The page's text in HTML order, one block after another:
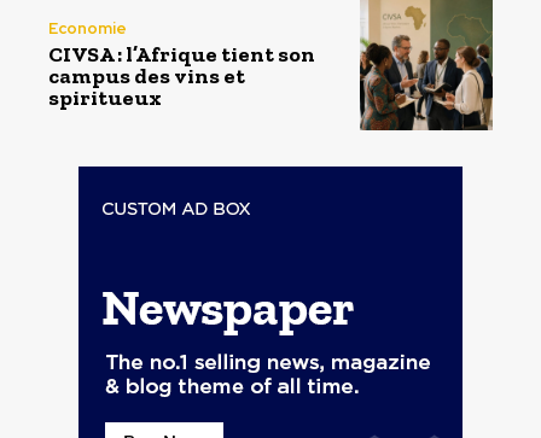
Economie
CIVSA : l’Afrique tient son
campus des vins et
spiritueux